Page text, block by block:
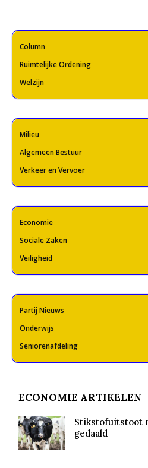
Column
Ruimtelijke Ordening
Welzijn
Milieu
Algemeen Bestuur
Verkeer en Vervoer
Economie
Sociale Zaken
Veiligheid
Partij Nieuws
Onderwijs
Seniorenafdeling
ECONOMIE ARTIKELEN
Stikstofuitstoot
gedaald